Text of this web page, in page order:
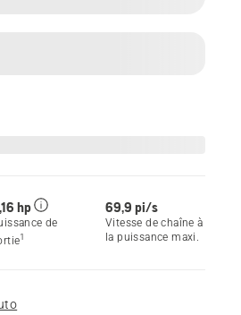
hp
de
1
69,9 pi/s
Vitesse de chaîne à
la puissance maxi.